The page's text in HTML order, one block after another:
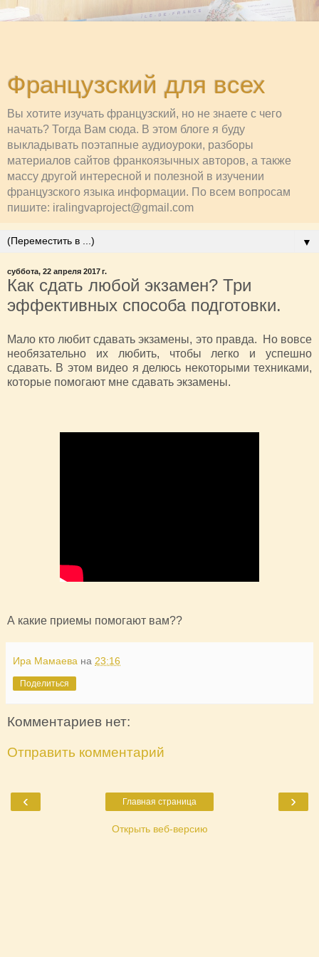
Французский для всех
Вы хотите изучать французский, но не знаете с чего
начать? Тогда Вам сюда. В этом блоге я буду
выкладывать поэтапные аудиоуроки, разборы
материалов сайтов франкоязычных авторов, а также
массу другой интересной и полезной в изучении
французского языка информации. По всем вопросам
пишите: iralingvaproject@gmail.com
▼
суббота, 22 апреля 2017 г.
Как сдать любой экзамен? Три
эффективных способа подготовки.
Мало кто любит сдавать экзамены, это правда. Но вовсе
необязательно их любить, чтобы легко и успешно
сдавать. В этом видео я делюсь некоторыми техниками,
которые помогают мне сдавать экзамены.
А какие приемы помогают вам??
Ира Мамаева на 23:16
Поделиться
Комментариев нет:
Отправить комментарий
‹ ›
Главная страница
Открыть веб-версию